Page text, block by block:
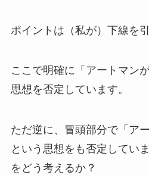
ポイントは（私が）下線を
ここで明確に「アートマン
思想を否定しています。
ただ逆に、冒頭部分で「ア
という思想をも否定してい
をどう考えるか？